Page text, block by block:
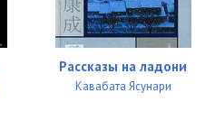
Рассказы на ладони
Кавабата Ясунари